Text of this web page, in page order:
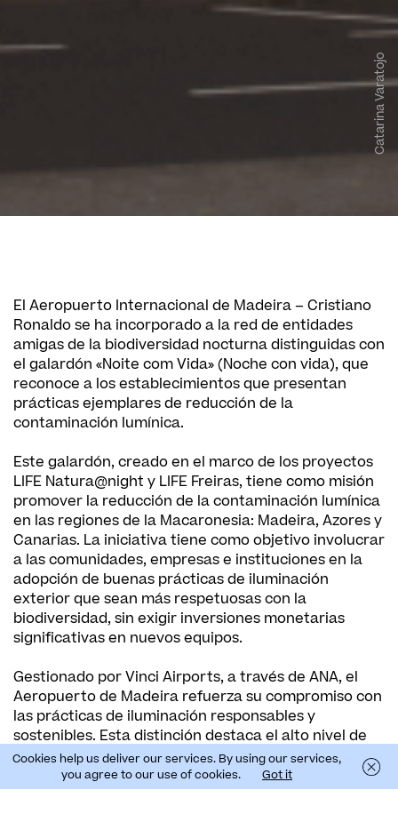
Catarina Varatojo
El Aeropuerto Internacional de Madeira – Cristiano
Ronaldo se ha incorporado a la red de entidades
amigas de la biodiversidad nocturna distinguidas con
el galardón «Noite com Vida» (Noche con vida), que
reconoce a los establecimientos que presentan
prácticas ejemplares de reducción de la
contaminación lumínica.
Este galardón, creado en el marco de los proyectos
LIFE Natura@night y LIFE Freiras, tiene como misión
promover la reducción de la contaminación lumínica
en las regiones de la Macaronesia: Madeira, Azores y
Canarias. La iniciativa tiene como objetivo involucrar
a las comunidades, empresas e instituciones en la
adopción de buenas prácticas de iluminación
exterior que sean más respetuosas con la
biodiversidad, sin exigir inversiones monetarias
significativas en nuevos equipos.
Gestionado por Vinci Airports, a través de ANA, el
Aeropuerto de Madeira refuerza su compromiso con
las prácticas de iluminación responsables y
sostenibles. Esta distinción destaca el alto nivel de
implementación de medidas que reducen la
contaminación lumínica, protegiendo las especies
nocturnas y contribuyendo a una noche con más
Cookies help us deliver our services. By using our services,
you agree to our use of cookies.
Got it